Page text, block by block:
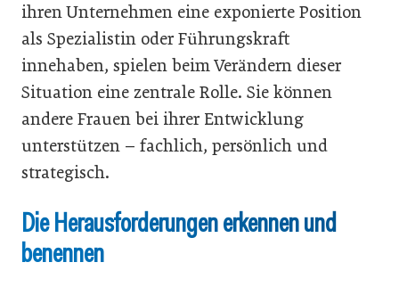
ihren Unternehmen eine exponierte Position
als Spezialistin oder Führungskraft
innehaben, spielen beim Verändern dieser
Situation eine zentrale Rolle. Sie können
andere Frauen bei ihrer Entwicklung
unterstützen – fachlich, persönlich und
strategisch.
Die Herausforderungen erkennen und
benennen